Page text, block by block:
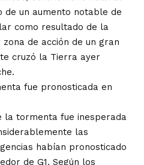
de un aumento notable de
como resultado de la
de acción de un gran
cruzó la Tierra ayer
fue pronosticada en
la tormenta fue inesperada
las
habían pronosticado
de G1. Según los